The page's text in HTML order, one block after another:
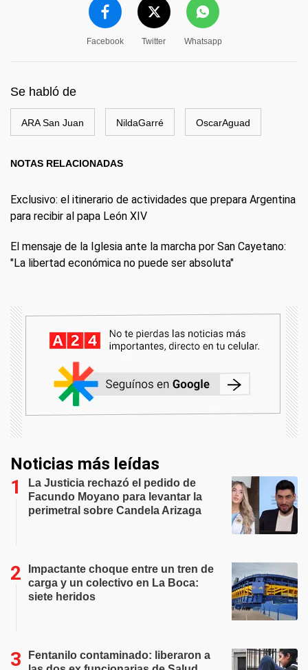
Facebook Twitter Whatsapp
Se habló de
ARA San Juan NildaGarré OscarAguad
NOTAS RELACIONADAS
Exclusivo: el itinerario de actividades que prepara Argentina
para recibir al papa León XIV
El mensaje de la Iglesia ante la marcha por San Cayetano:
"La libertad económica no puede ser absoluta"
Noticias más leídas
La Justicia rechazó el pedido de
Facundo Moyano para levantar la
perimetral sobre Candela Arizaga
Impactante choque entre un tren de
carga y un colectivo en La Boca:
siete heridos
Fentanilo contaminado: liberaron a